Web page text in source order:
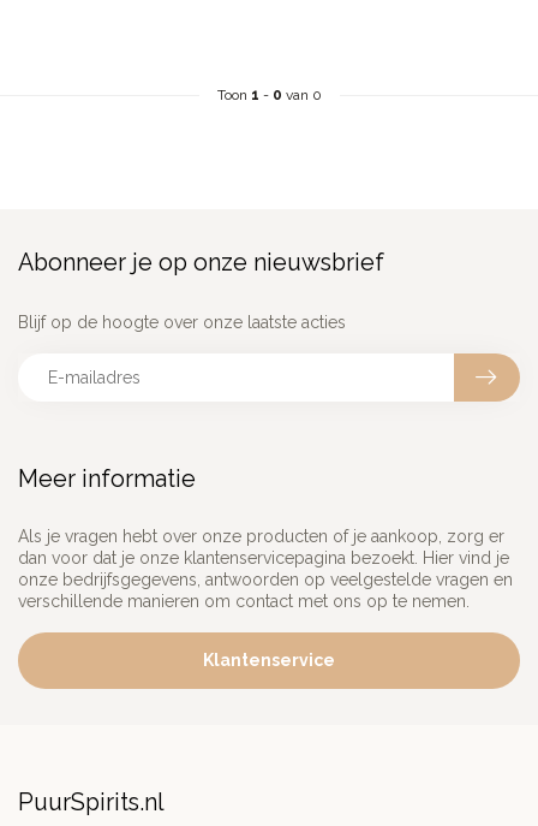
Toon 1 - 0 van 0
Meer informatie
Als je vragen hebt over onze producten of je aankoop, zorg er
dan voor dat je onze klantenservicepagina bezoekt. Hier vind je
onze bedrijfsgegevens, antwoorden op veelgestelde vragen en
verschillende manieren om contact met ons op te nemen.
Klantenservice
Abonneer je op onze nieuwsbrief
Blijf op de hoogte over onze laatste acties
PuurSpirits.nl